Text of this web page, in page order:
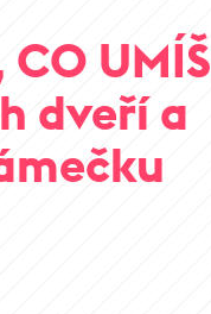
CO UMÍŠ
dveří a